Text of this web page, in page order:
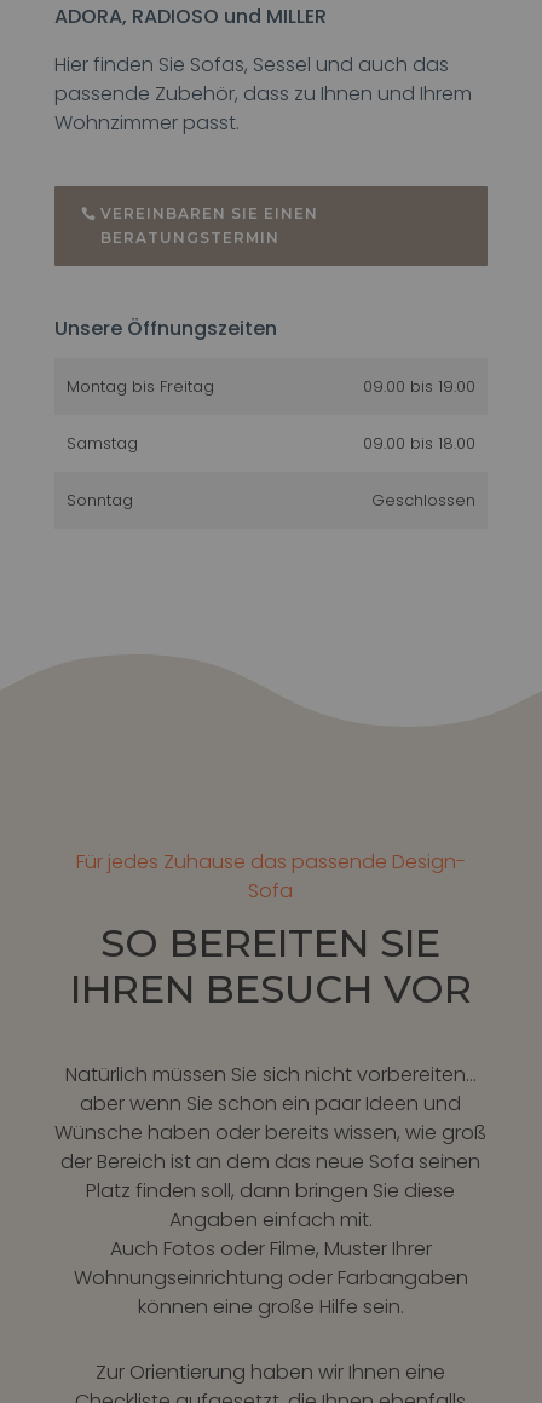
ADORA, RADIOSO und MILLER
Hier finden Sie Sofas, Sessel und auch das
passende Zubehör, dass zu Ihnen und Ihrem
Wohnzimmer passt.
VEREINBAREN SIE EINEN
BERATUNGSTERMIN
Unsere Öffnungszeiten
Montag bis Freitag 09.00 bis 19.00
Samstag 09.00 bis 18.00
Sonntag Geschlossen
Für jedes Zuhause das passende Design-
Sofa
SO BEREITEN SIE
IHREN BESUCH VOR
Natürlich müssen Sie sich nicht vorbereiten…
aber wenn Sie schon ein paar Ideen und
Wünsche haben oder bereits wissen, wie groß
der Bereich ist an dem das neue Sofa seinen
Platz finden soll, dann bringen Sie diese
Angaben einfach mit.
Auch Fotos oder Filme, Muster Ihrer
Wohnungseinrichtung oder Farbangaben
können eine große Hilfe sein.
Zur Orientierung haben wir Ihnen eine